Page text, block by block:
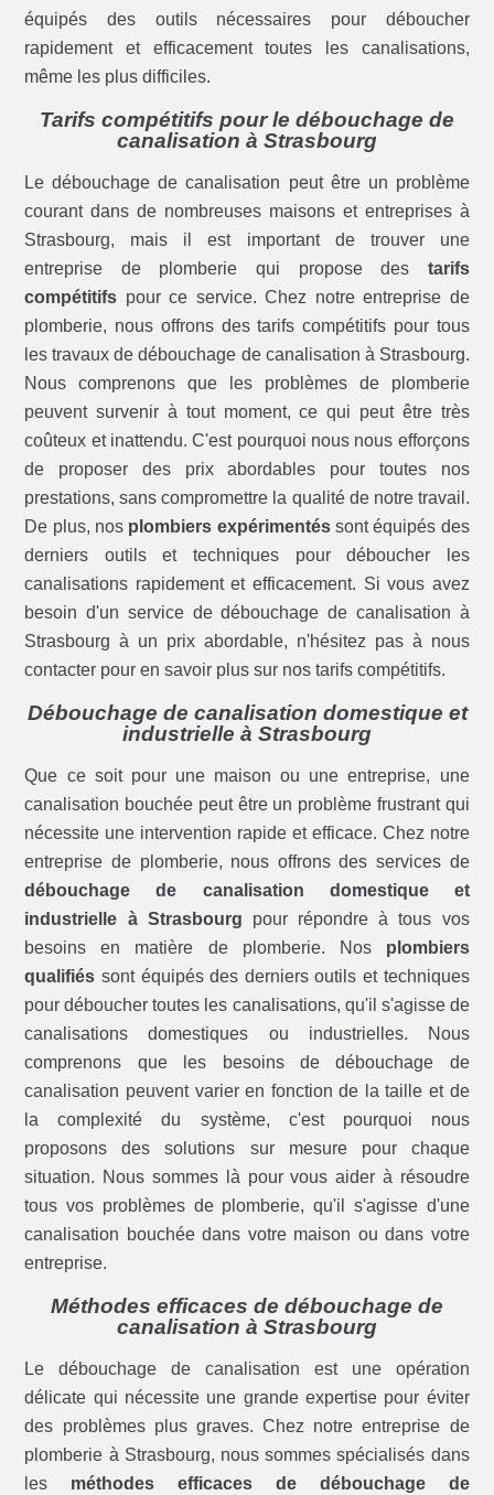
équipés des outils nécessaires pour déboucher
rapidement et efficacement toutes les canalisations,
même les plus difficiles.
Tarifs compétitifs pour le débouchage de
canalisation à Strasbourg
Le débouchage de canalisation peut être un problème
courant dans de nombreuses maisons et entreprises à
Strasbourg, mais il est important de trouver une
entreprise de plomberie qui propose des tarifs
compétitifs pour ce service. Chez notre entreprise de
plomberie, nous offrons des tarifs compétitifs pour tous
les travaux de débouchage de canalisation à Strasbourg.
Nous comprenons que les problèmes de plomberie
peuvent survenir à tout moment, ce qui peut être très
coûteux et inattendu. C'est pourquoi nous nous efforçons
de proposer des prix abordables pour toutes nos
prestations, sans compromettre la qualité de notre travail.
De plus, nos plombiers expérimentéssont équipés des
derniers outils et techniques pour déboucher les
canalisations rapidement et efficacement. Si vous avez
besoin d'un service de débouchage de canalisation à
Strasbourg à un prix abordable, n'hésitez pas à nous
contacter pour en savoir plus sur nos tarifs compétitifs.
Débouchage de canalisation domestique et
industrielle à Strasbourg
Que ce soit pour une maison ou une entreprise, une
canalisation bouchée peut être un problème frustrant qui
nécessite une intervention rapide et efficace. Chez notre
entreprise de plomberie, nous offrons des services de
débouchage de canalisation domestique et
industrielle à Strasbourg pour répondre à tous vos
besoins en matière de plomberie. Nos plombiers
qualifiés sont équipés des derniers outils et techniques
pour déboucher toutes les canalisations, qu'il s'agisse de
canalisations domestiques ou industrielles. Nous
comprenons que les besoins de débouchage de
canalisation peuvent varier en fonction de la taille et de
la complexité du système, c'est pourquoi nous
proposons des solutions sur mesure pour chaque
situation. Nous sommes là pour vous aider à résoudre
tous vos problèmes de plomberie, qu'il s'agisse d'une
canalisation bouchée dans votre maison ou dans votre
entreprise.
Méthodes efficaces de débouchage de
canalisation à Strasbourg
Le débouchage de canalisation est une opération
délicate qui nécessite une grande expertise pour éviter
des problèmes plus graves. Chez notre entreprise de
plomberie à Strasbourg, nous sommes spécialisés dans
les méthodes efficaces de débouchage de